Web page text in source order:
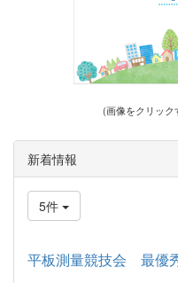
(画像をクリック
新着情報
5件
平板測量競技会 最優